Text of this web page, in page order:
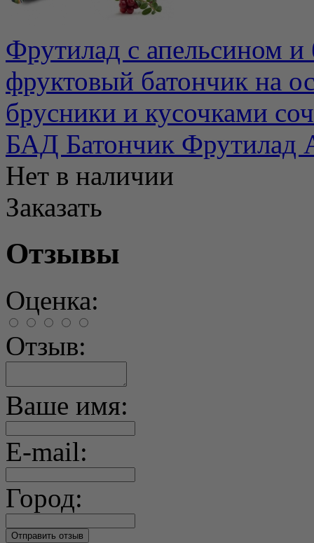
Фрутилад с апельсином
фруктовый батончик на
брусники и кусочками
БАД Батончик Фрутилад
Нет в наличии
Заказать
Отзывы
Оценка:
Отзыв:
Ваше имя:
E-mail:
Город: